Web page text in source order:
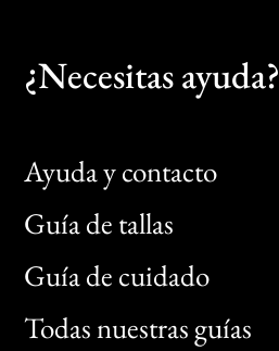
¿Necesitas ayuda?
Ayuda y contacto
Guía de tallas
Guía de cuidado
Todas nuestras guías